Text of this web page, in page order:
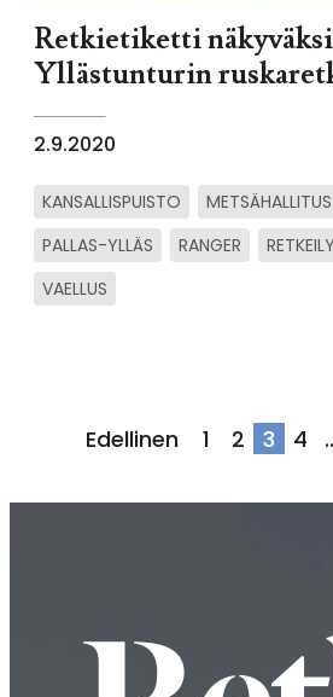
Retkietiketti
Yllästunturin
2.9.2020
KANSALLISPUISTO METSÄHALLITUS
PALLAS-YLLÄS
RANGER RETKEILY
VAELLUS
Artikkelien
Edellinen 1 2 3 4